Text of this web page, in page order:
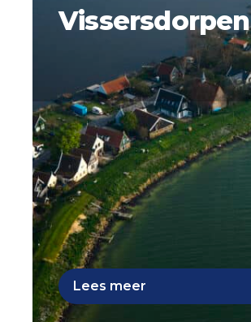
Vissersdorpen
Lees meer